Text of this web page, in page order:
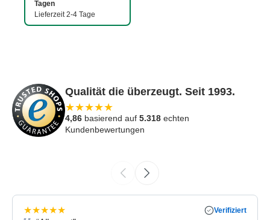
Tagen
Lieferzeit 2-4 Tage
Qualität die überzeugt. Seit 1993.
★★★★★
4,86 basierend auf 5.318 echten
Kundenbewertungen
★★★★★ Verifiziert